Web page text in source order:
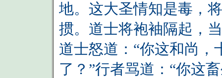
地。这大圣情知是毒，
掼。道士将袍袖隔起，
道士怒道：“你这和尚，
了？”行者骂道：“你这